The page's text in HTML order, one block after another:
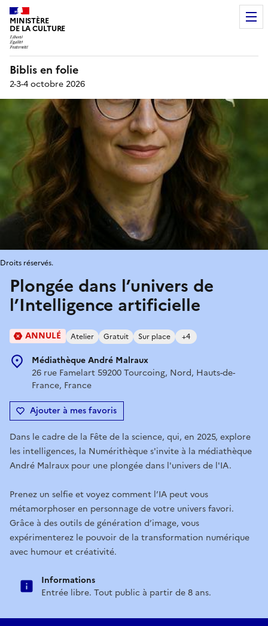
MINISTÈRE
DE LA CULTURE
Biblis en folie
2-3-4 octobre 2026
Plongée dans l’univers de
l’Intelligence artificielle
ANNULÉ Atelier Gratuit Sur place +4
Médiathèque André Malraux
26 rue Famelart 59200 Tourcoing, Nord, Hauts-de-
France, France
Ajouter à mes favoris
Droits réservés.
Dans le cadre de la Fête de la science, qui, en 2025, explore
les intelligences, la Numérithèque s'invite à la médiathèque
André Malraux pour une plongée dans l'univers de l'IA.
Prenez un selfie et voyez comment l’IA peut vous
métamorphoser en personnage de votre univers favori.
Grâce à des outils de génération d’image, vous
expérimenterez le pouvoir de la transformation numérique
avec humour et créativité.
Informations
Entrée libre. Tout public à partir de 8 ans.